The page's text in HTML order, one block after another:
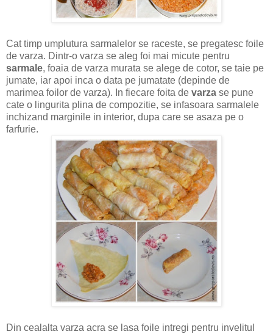
Cat timp umplutura sarmalelor se raceste, se pregatesc foile
de varza. Dintr-o varza se aleg foi mai micute pentru
sarmale, foaia de varza murata se alege de cotor, se taie pe
jumate, iar apoi inca o data pe jumatate (depinde de
marimea foilor de varza). In fiecare foita de varza se pune
cate o lingurita plina de compozitie, se infasoara sarmalele
inchizand marginile in interior, dupa care se asaza pe o
farfurie.
Din cealalta varza acra se lasa foile intregi pentru invelitul